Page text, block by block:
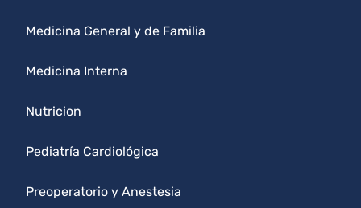
Medicina General y de Familia
Medicina Interna
Nutricion
Pediatría Cardiológica
Preoperatorio y Anestesia